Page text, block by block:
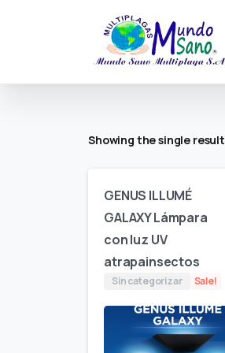
Showing the single result
GENUS ILLUMÉ
GALAXY Lámpara
con luz UV
atrapainsectos
Sin categorizar Sale!